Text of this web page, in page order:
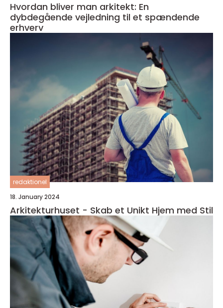
Hvordan bliver man arkitekt: En
dybdegående vejledning til et spændende
erhverv
redaktionel
18. January 2024
Arkitekturhuset - Skab et Unikt Hjem med Stil